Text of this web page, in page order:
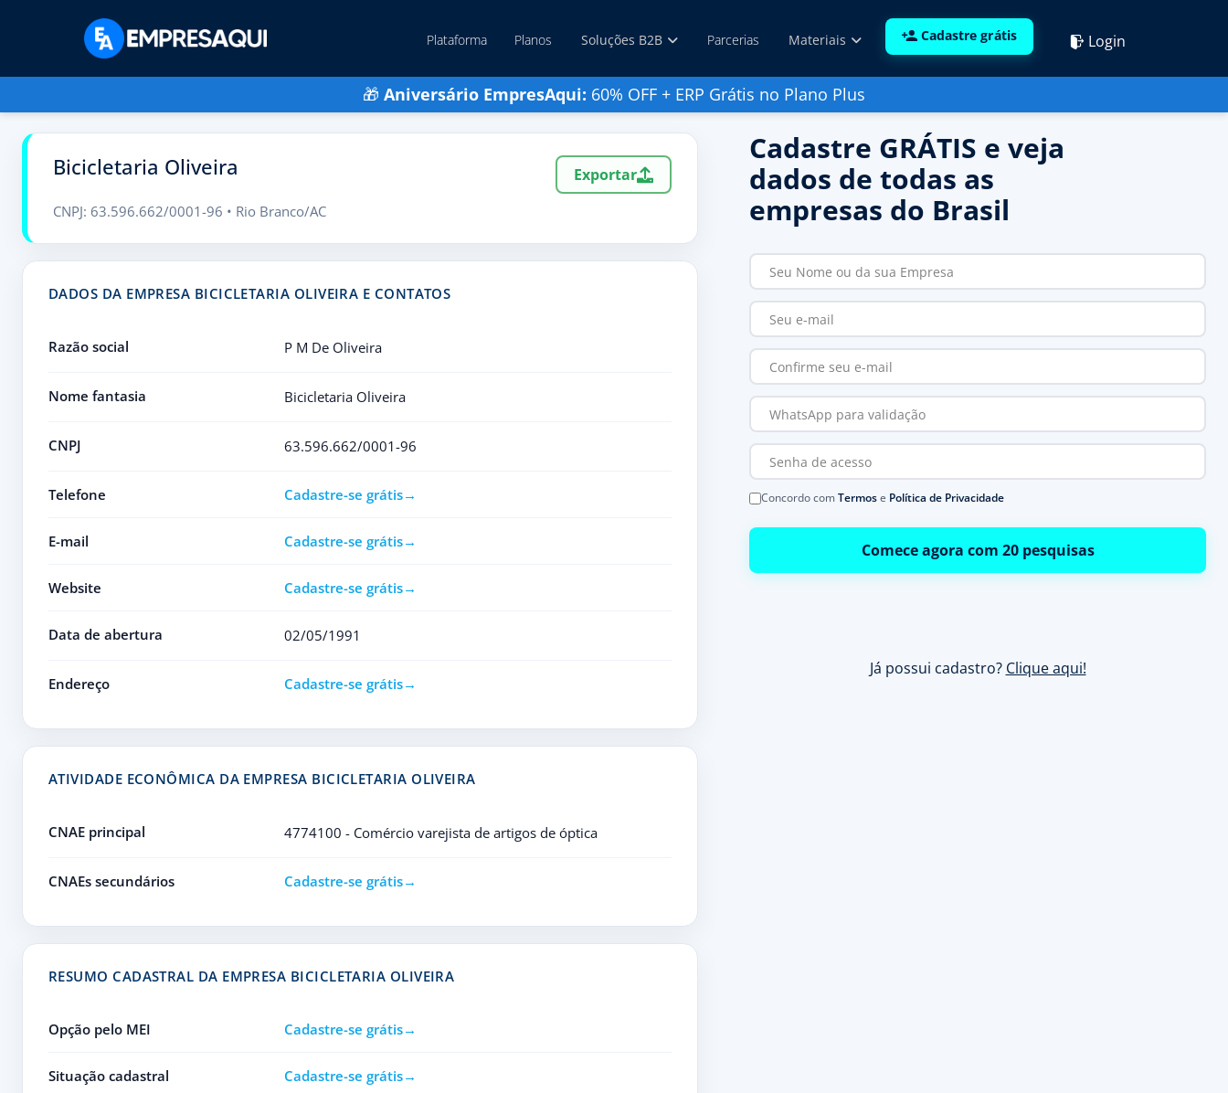
Plataforma Planos Soluções B2B Parcerias Materiais Cadastre grátis Login
🎁 Aniversário EmpresAqui: 60% OFF + ERP Grátis no Plano Plus
Bicicletaria Oliveira Exportar
CNPJ: 63.596.662/0001-96 • Rio Branco/AC
DADOS DA EMPRESA BICICLETARIA OLIVEIRA E CONTATOS
Razão social P M De Oliveira
Nome fantasia Bicicletaria Oliveira
CNPJ 63.596.662/0001-96
Telefone Cadastre-se grátis
E-mail Cadastre-se grátis
Website Cadastre-se grátis
Data de abertura 02/05/1991
Endereço Cadastre-se grátis
ATIVIDADE ECONÔMICA DA EMPRESA BICICLETARIA OLIVEIRA
CNAE principal 4774100 - Comércio varejista de artigos de óptica
CNAEs secundários Cadastre-se grátis
RESUMO CADASTRAL DA EMPRESA BICICLETARIA OLIVEIRA
Opção pelo MEI Cadastre-se grátis
Situação cadastral Cadastre-se grátis
Cadastre GRÁTIS e veja
dados de todas as
empresas do Brasil
Concordo comTermose Política de Privacidade
Comece agora com 20 pesquisas
Já possui cadastro? Clique aqui!